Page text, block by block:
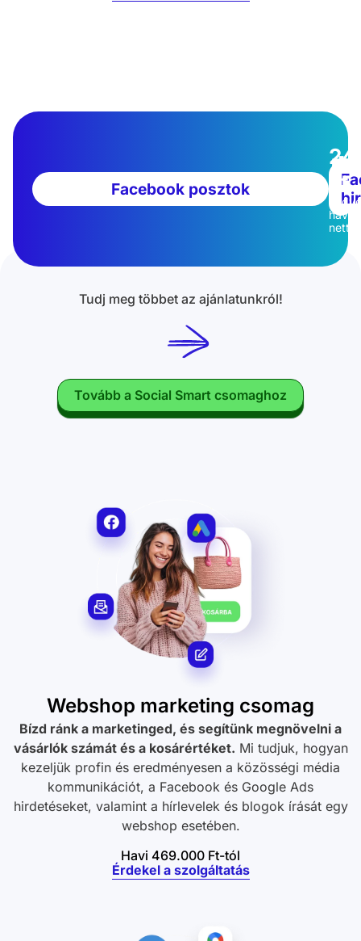
Facebook posztok
+
=
Ft
havi
nettó
Tudj meg többet az ajánlatunkról!
Tovább a Social Smart csomaghoz
Webshop marketing csomag
Bízd ránk a marketinged, és segítünk megnövelni a
vásárlók számát és a kosárértéket. Mi tudjuk, hogyan
kezeljük profin és eredményesen a közösségi média
kommunikációt, a Facebook és Google Ads
hirdetéseket, valamint a hírlevelek és blogok írását egy
webshop esetében.
Havi 469.000 Ft-tól
Érdekel a szolgáltatás